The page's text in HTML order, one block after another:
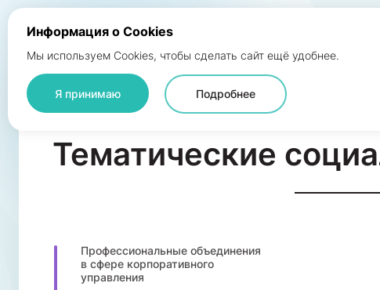
Атлас экосистемы ESG Общая инфраструктура
Профессиональные объединения
в сфере корпоративного
управления
Тематические
Информация о Cookies
Мы используем Cookies, чтобы сделать сайт ещё удобнее.
Я принимаю Подробнее